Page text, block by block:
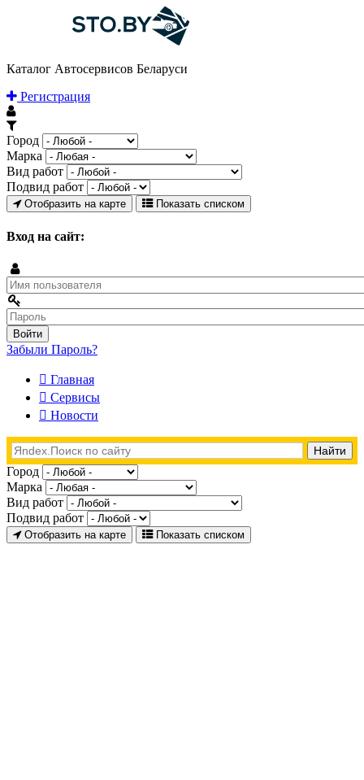
Каталог Автосервисов Беларуси
Регистрация
Город
Марка
Вид работ
Подвид работ
Отобразить на карте Показать списком
Вход на сайт:
Забыли Пароль?
Главная
Сервисы
Новости
Город
Марка
Вид работ
Подвид работ
Отобразить на карте Показать списком